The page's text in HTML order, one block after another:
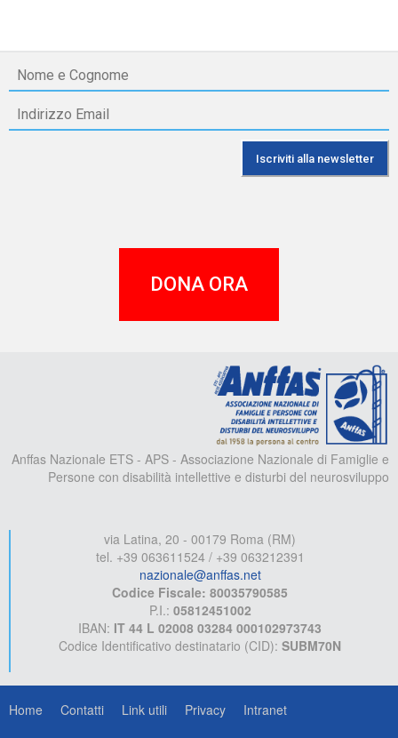
DONA ORA
Anffas Nazionale ETS - APS - Associazione Nazionale di Famiglie e
Persone con disabilità intellettive e disturbi del neurosviluppo
via Latina, 20 - 00179 Roma (RM)
tel. +39 063611524 / +39 063212391
nazionale@anffas.net
Codice Fiscale: 80035790585
P.I.: 05812451002
IBAN: IT 44 L 02008 03284 000102973743
Codice Identificativo destinatario (CID): SUBM70N
Home Contatti Link utili Privacy Intranet